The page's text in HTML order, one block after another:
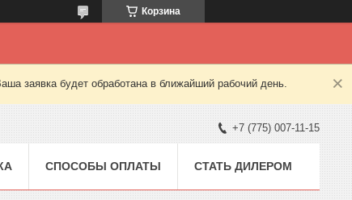
Корзина
заявка будет обработана в ближайший рабочий день.
+7 (775) 007-11-15
СПОСОБЫ ОПЛАТЫ СТАТЬ ДИЛЕРОМ